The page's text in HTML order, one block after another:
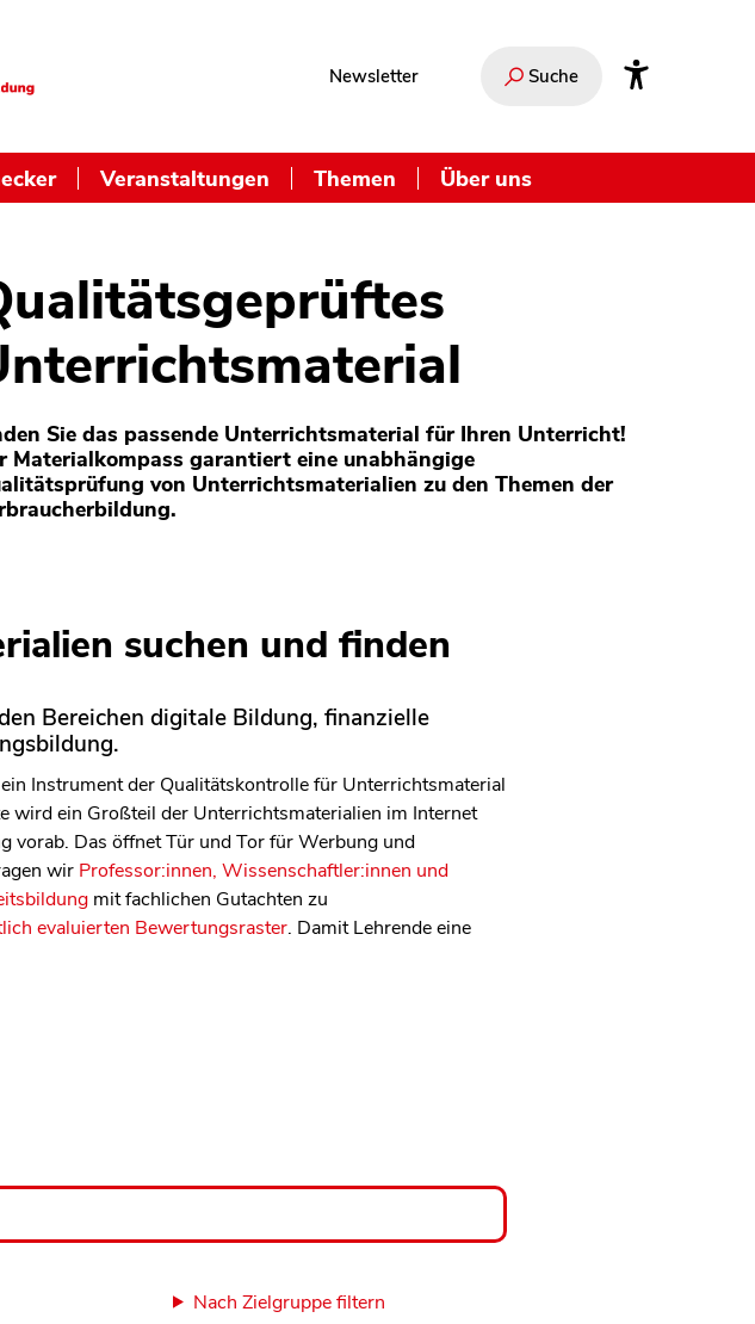
Newsletter Suche
Veranstaltungen Themen Über uns
Sie das passende Unterrichtsmaterial für Ihren Unterricht!
Materialkompass garantiert eine unabhängige
von Unterrichtsmaterialien zu den Themen der
suchen und finden
Bereichen digitale Bildung, finanzielle
Instrument der Qualitätskontrolle für Unterrichtsmaterial
wird ein Großteil der Unterrichtsmaterialien im Internet
vorab. Das öffnet Tür und Tor für Werbung und
wir Professor:innen, Wissenschaftler:innen und
mit fachlichen Gutachten zu
evaluierten Bewertungsraster. Damit Lehrende eine
Nach Zielgruppe filtern